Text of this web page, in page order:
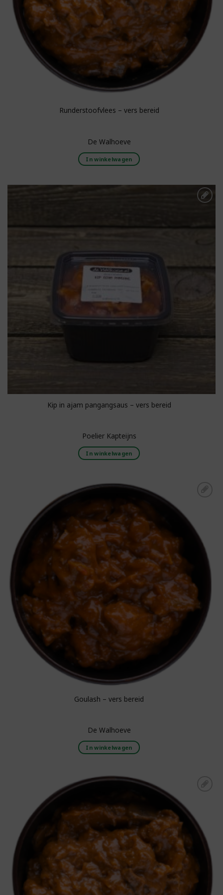
Runderstoofvlees – vers bereid
De Walhoeve
In winkelwagen
Kip in ajam pangangsaus – vers bereid
Poelier Kapteijns
In winkelwagen
Toevoegen aan
boodschappenlijst
Goulash – vers bereid
De Walhoeve
In winkelwagen
Toevoegen aan
boodschappenlijst